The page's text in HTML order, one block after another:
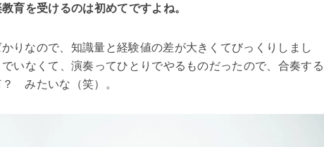
を受けるのは初めてですよね。
りなので、知識量と経験値の差が大きくてびっくりしまし
いなくて、演奏ってひとりでやるものだったので、合奏する
みたいな（笑）。